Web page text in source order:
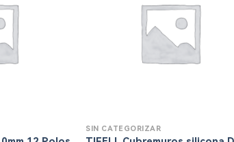
SIN CATEGORIZAR